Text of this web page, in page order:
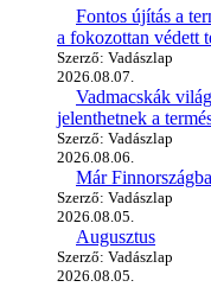
Fontos újítás a
a fokozottan védett
Szerző: Vadászlap
2026.08.07.
Vadmacskák
jelenthetnek a
Szerző: Vadászlap
2026.08.06.
Már
Szerző: Vadászlap
2026.08.05.
Augusztus
Szerző: Vadászlap
2026.08.05.